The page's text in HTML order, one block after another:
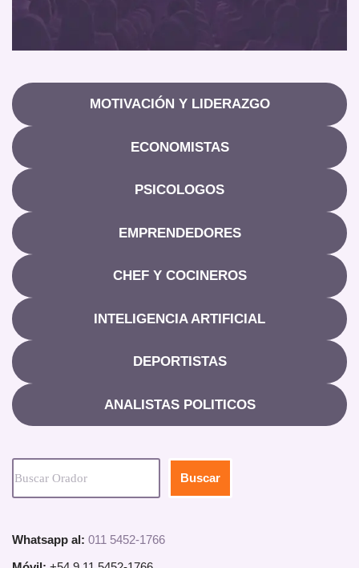
MOTIVACIÓN Y LIDERAZGO
ECONOMISTAS
PSICOLOGOS
EMPRENDEDORES
CHEF Y COCINEROS
INTELIGENCIA ARTIFICIAL
DEPORTISTAS
ANALISTAS POLITICOS
Buscar
Whatsapp al: 011 5452-1766